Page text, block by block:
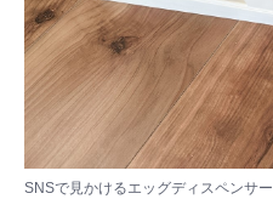
SNSで見かけるエッグディスペンサー